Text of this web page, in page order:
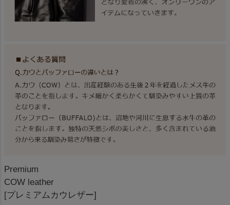
Premium
COW leather
[プレミアムカウレザー]